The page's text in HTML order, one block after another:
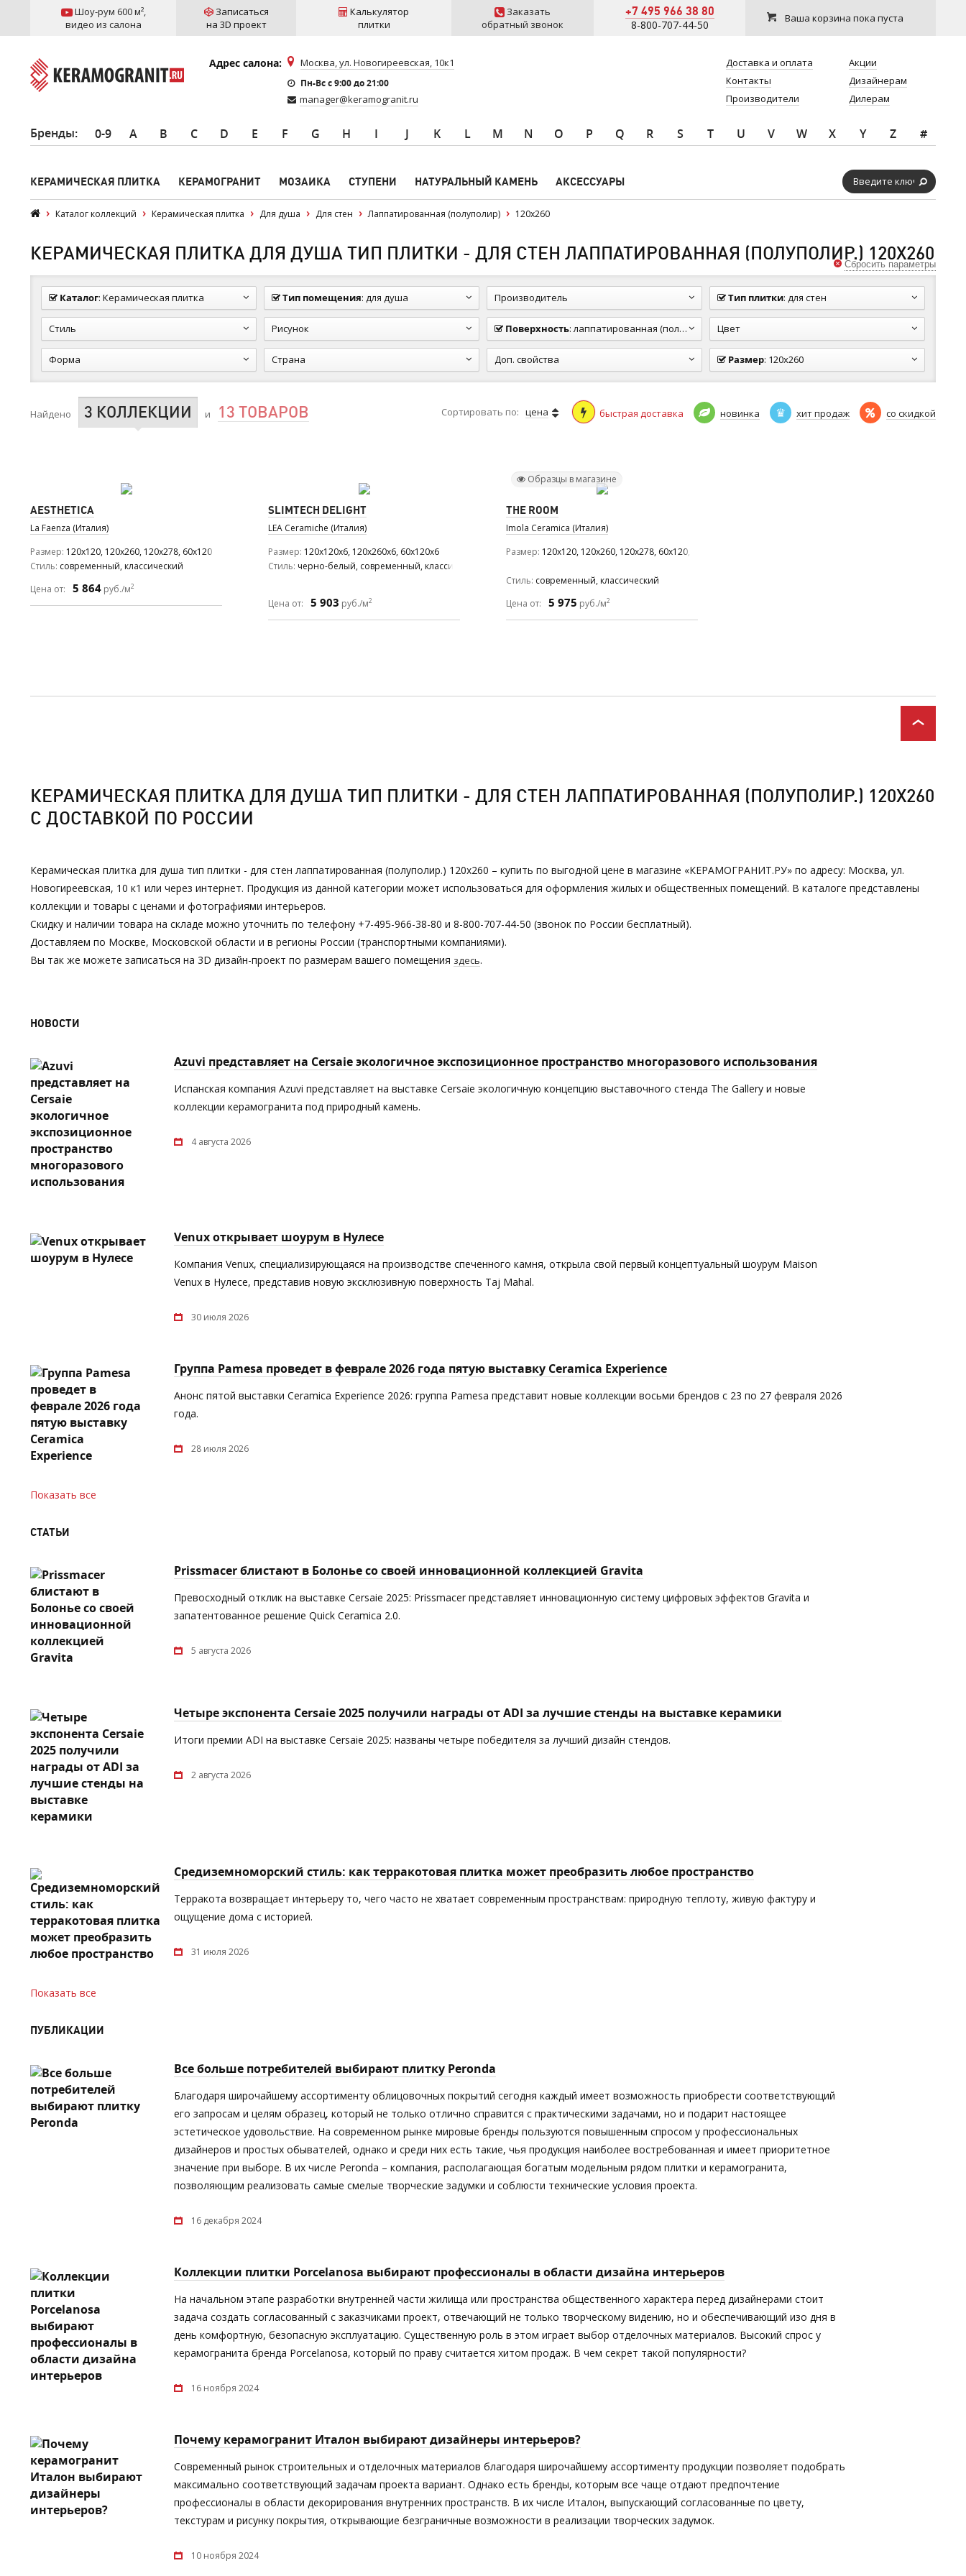
Шоу-рум 600 м²,
видео из салона
Записаться
на 3D проект
Калькулятор
плитки
Заказать
обратный звонок
+7 495 966 38 80
8-800-707-44-50 Ваша корзина пока пуста
Адрес салона: Москва, ул. Новогиреевская, 10к1
Пн-Вс c 9:00 до 21:00
manager@keramogranit.ru
Доставка и оплата
Контакты
Производители
Акции
Дизайнерам
Дилерам
Бренды: 0-9 A B C D E F G H I J K L M N O P Q R S T U V W X Y Z #
КЕРАМИЧЕСКАЯ ПЛИТКА КЕРАМОГРАНИТ МОЗАИКА СТУПЕНИ НАТУРАЛЬНЫЙ КАМЕНЬ АКСЕССУАРЫ
Каталог коллекций Керамическая плитка Для душа Для стен Лаппатированная (полуполир) 120x260
КЕРАМИЧЕСКАЯ ПЛИТКА ДЛЯ ДУША ТИП ПЛИТКИ - ДЛЯ СТЕН ЛАППАТИРОВАННАЯ (ПОЛУПОЛИР.) 120Х260
Каталог: Керамическая плитка Тип помещения: для душа Производитель Тип плитки: для стен
Стиль Рисунок Поверхность: лаппатированная (полуполир.) Цвет
Форма Страна Доп. свойства Размер: 120x260
Сбросить параметры
Найдено 3 КОЛЛЕКЦИИ и 13 ТОВАРОВ Сортировать по: цена быстрая доставка новинка хит продаж со скидкой
AESTHETICA
La Faenza (Италия)
Размер 120x120, 120x260, 120x278, 60x120
Стиль современный, классический
Цена от:
5 864 руб./м2
SLIMTECH DELIGHT
LEA Ceramiche (Италия)
Размер 120x120x6, 120x260x6, 60x120x6
Стиль черно-белый, современный, классический
Цена от: 5 903 руб./м2
Образцы в магазине
THE ROOM
Imola Ceramica (Италия)
Размер 120x120, 120x260, 120x278, 60x120, 60x60
Стиль современный, классический
Цена от:
5 975 руб./м2
КЕРАМИЧЕСКАЯ ПЛИТКА ДЛЯ ДУША ТИП ПЛИТКИ - ДЛЯ СТЕН ЛАППАТИРОВАННАЯ (ПОЛУПОЛИР.) 120Х260
С ДОСТАВКОЙ ПО РОССИИ
Керамическая плитка для душа тип плитки - для стен лаппатированная (полуполир.) 120х260 – купить по выгодной цене в магазине «КЕРАМОГРАНИТ.РУ» по адресу: Москва, ул.
Новогиреевская, 10 к1 или через интернет. Продукция из данной категории может использоваться для оформления жилых и общественных помещений. В каталоге представлены
коллекции и товары с ценами и фотографиями интерьеров.
Скидку и наличии товара на складе можно уточнить по телефону +7-495-966-38-80 и 8-800-707-44-50 (звонок по России бесплатный).
Доставляем по Москве, Московской области и в регионы России (транспортными компаниями).
Вы так же можете записаться на 3D дизайн-проект по размерам вашего помещения здесь.
НОВОСТИ
Azuvi представляет на Cersaie экологичное экспозиционное пространство многоразового использования
Испанская компания Azuvi представляет на выставке Cersaie экологичную концепцию выставочного стенда The Gallery и новые
коллекции керамогранита под природный камень.
4 августа 2026
Venux открывает шоурум в Нулесе
Компания Venux, специализирующаяся на производстве спеченного камня, открыла свой первый концептуальный шоурум Maison
Venux в Нулесе, представив новую эксклюзивную поверхность Taj Mahal.
30 июля 2026
Группа Pamesa проведет в феврале 2026 года пятую выставку Ceramica Experience
Анонс пятой выставки Ceramica Experience 2026: группа Pamesa представит новые коллекции восьми брендов с 23 по 27 февраля 2026
года.
28 июля 2026
Показать все
СТАТЬИ
Prissmacer блистают в Болонье со своей инновационной коллекцией Gravita
Превосходный отклик на выставке Cersaie 2025: Prissmacer представляет инновационную систему цифровых эффектов Gravita и
запатентованное решение Quick Ceramica 2.0.
5 августа 2026
Четыре экспонента Cersaie 2025 получили награды от ADI за лучшие стенды на выставке керамики
Итоги премии ADI на выставке Cersaie 2025: названы четыре победителя за лучший дизайн стендов.
2 августа 2026
Средиземноморский стиль: как терракотовая плитка может преобразить любое пространство
Терракота возвращает интерьеру то, чего часто не хватает современным пространствам: природную теплоту, живую фактуру и
ощущение дома с историей.
31 июля 2026
Показать все
ПУБЛИКАЦИИ
Все больше потребителей выбирают плитку Peronda
Благодаря широчайшему ассортименту облицовочных покрытий сегодня каждый имеет возможность приобрести соответствующий
его запросам и целям образец, который не только отлично справится с практическими задачами, но и подарит настоящее
эстетическое удовольствие. На современном рынке мировые бренды пользуются повышенным спросом у профессиональных
дизайнеров и простых обывателей, однако и среди них есть такие, чья продукция наиболее востребованная и имеет приоритетное
значение при выборе. В их числе Peronda – компания, располагающая богатым модельным рядом плитки и керамогранита,
позволяющим реализовать самые смелые творческие задумки и соблюсти технические условия проекта.
16 декабря 2024
Коллекции плитки Porcelanosa выбирают профессионалы в области дизайна интерьеров
На начальном этапе разработки внутренней части жилища или пространства общественного характера перед дизайнерами стоит
задача создать согласованный с заказчиками проект, отвечающий не только творческому видению, но и обеспечивающий изо дня в
день комфортную, безопасную эксплуатацию. Существенную роль в этом играет выбор отделочных материалов. Высокий спрос у
керамогранита бренда Porcelanosa, который по праву считается хитом продаж. В чем секрет такой популярности?
16 ноября 2024
Почему керамогранит Италон выбирают дизайнеры интерьеров?
Современный рынок строительных и отделочных материалов благодаря широчайшему ассортименту продукции позволяет подобрать
максимально соответствующий задачам проекта вариант. Однако есть бренды, которым все чаще отдают предпочтение
профессионалы в области декорирования внутренних пространств. В их числе Италон, выпускающий согласованные по цвету,
текстурам и рисунку покрытия, открывающие безграничные возможности в реализации творческих задумок.
10 ноября 2024